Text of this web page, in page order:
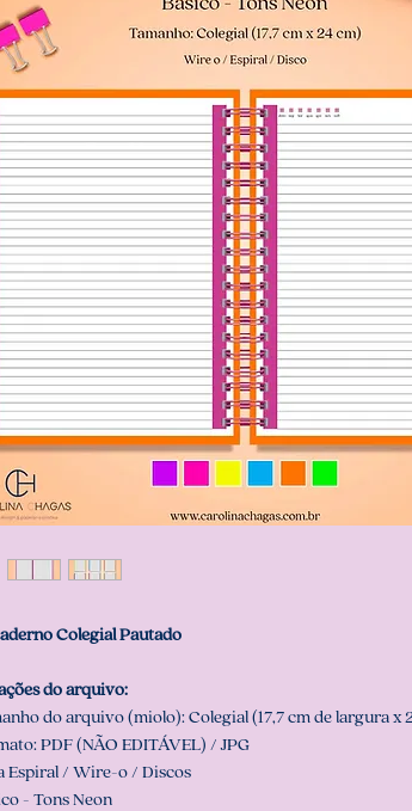
Colegial Pautado
do arquivo:
do arquivo (miolo): Colegial (17,7 cm de largura x
PDF (NÃO EDITÁVEL) / JPG
Espiral / Wire-o / Discos
- Tons Neon